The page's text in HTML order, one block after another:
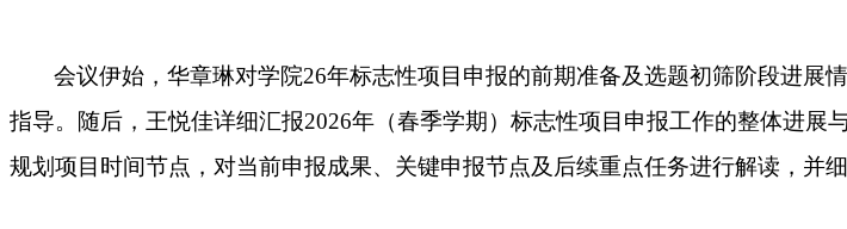
会议伊始，华章琳对学院26年标志性项目申报的前期准备及选题初筛阶段进展
指导。随后， 王悦佳详细汇报2026年 （春季学期 ） 标志性项目申报工作的整体进展
规划项目时间节点， 对当前申报成果、 关键申报节点及后续重点任务进行解读 ， 并